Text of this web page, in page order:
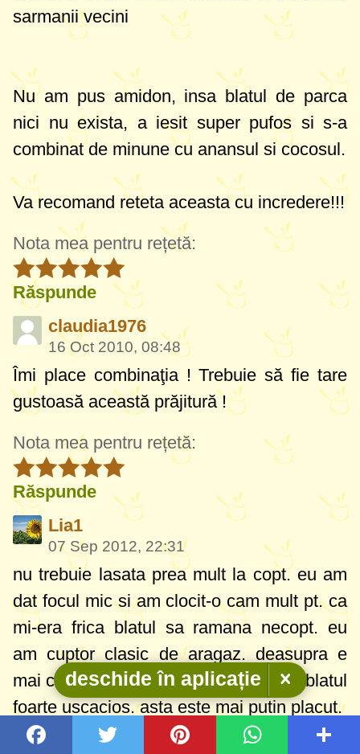
sarmanii vecini
Nu am pus amidon, insa blatul de parca
nici nu exista, a iesit super pufos si s-a
combinat de minune cu anansul si cocosul.
Va recomand reteta aceasta cu incredere!!!
Nota mea pentru rețetă:
Răspunde
claudia1976
16 Oct 2010, 08:48
Îmi place combinaţia ! Trebuie să fie tare
gustoasă această prăjitură !
Nota mea pentru rețetă:
Răspunde
Lia1
07 Sep 2012, 22:31
nu trebuie lasata prea mult la copt. eu am
dat focul mic si am clocit-o cam mult pt. ca
mi-era frica blatul sa ramana necopt. eu
am cuptor clasic de aragaz. deasupra e
mai caramelizata dar nu suparator iar blatul
foarte uscacios. asta este mai putin placut.
Nota mea pentru rețetă:
deschide în aplicație